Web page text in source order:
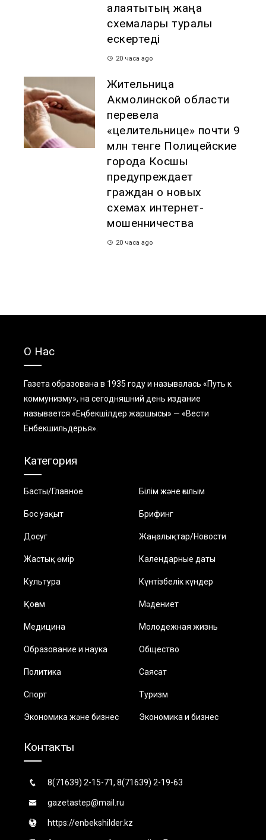
алаяқтықтың жаңа
схемалары туралы
ескертеді
20 часа ago
Жительница
Акмолинской области
перевела
«целительнице» почти 9
млн тенге Полицейские
города Косшы
предупреждает
граждан о новых
схемах интернет-
мошенничества
20 часа ago
О Нас
Газета образована в 1935 году и называлась «Путь к
коммунизму», на сегодняшний день издание
называется «Еңбекшiлдер жаршысы» — «Вести
Енбекшильдерья».
Категория
Басты/Главное Білім және ғылым
Бос уақыт Брифинг
Досуг Жаңалықтар/Новости
Жастық өмір Календарные даты
Культура Күнтізбелік күндер
Қоғам Мәдениет
Медицина Молодежная жизнь
Образование и наука Общество
Политика Саясат
Спорт Туризм
Экономика және бизнес Экономика и бизнес
Контакты
8(71639) 2-15-71, 8(71639) 2-19-63
gazetastep@mail.ru
https://enbekshilder.kz